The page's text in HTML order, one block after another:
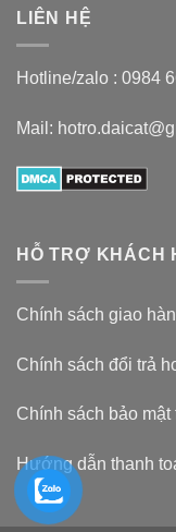
LIÊN HỆ
Hotline/zalo : 0984
Mail:
HỖ TRỢ KHÁCH
Chính sách giao
Chính sách đổi trả
Chính sách bảo mật
Hướng dẫn thanh